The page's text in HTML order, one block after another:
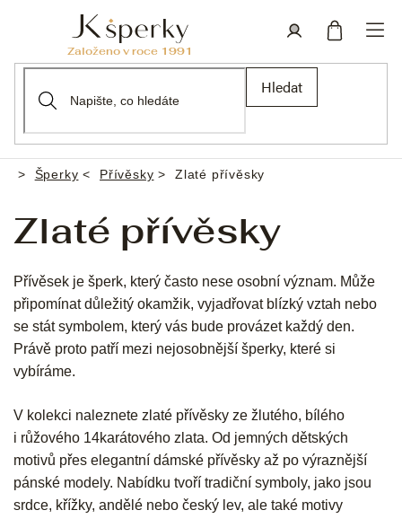
Hledat
Domů
Šperky Přívěsky Zlaté přívěsky
Zlaté přívěsky
Přívěsek je šperk, který často nese osobní význam. Může
připomínat důležitý okamžik, vyjadřovat blízký vztah nebo
se stát symbolem, který vás bude provázet každý den.
Právě proto patří mezi nejosobnější šperky, které si
vybíráme.
V kolekci naleznete zlaté přívěsky ze žlutého, bílého
i růžového 14karátového zlata. Od jemných dětských
motivů přes elegantní dámské přívěsky až po výraznější
pánské modely. Nabídku tvoří tradiční symboly, jako jsou
srdce, křížky, andělé nebo český lev, ale také motivy